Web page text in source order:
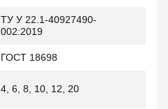
ТУ У 22.1-40927490-
002:2019
ГОСТ 18698
4, 6, 8, 10, 12, 20